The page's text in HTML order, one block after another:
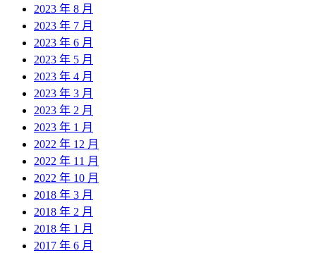
2023 年 8 月
2023 年 7 月
2023 年 6 月
2023 年 5 月
2023 年 4 月
2023 年 3 月
2023 年 2 月
2023 年 1 月
2022 年 12 月
2022 年 11 月
2022 年 10 月
2018 年 3 月
2018 年 2 月
2018 年 1 月
2017 年 6 月